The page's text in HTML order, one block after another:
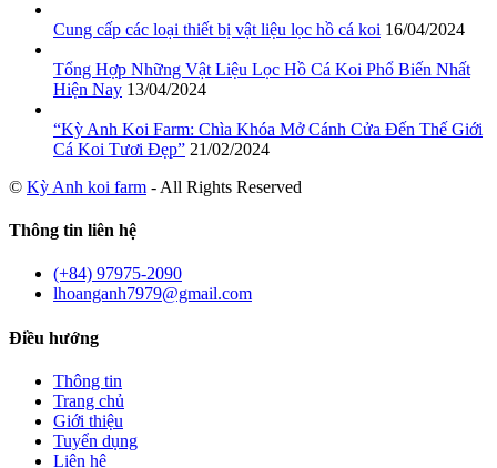
Cung cấp các loại thiết bị vật liệu lọc hồ cá koi 16/04/2024
Tổng Hợp Những Vật Liệu Lọc Hồ Cá Koi Phổ Biến Nhất
Hiện Nay 13/04/2024
“Kỳ Anh Koi Farm: Chìa Khóa Mở Cánh Cửa Đến Thế Giới
Cá Koi Tươi Đẹp” 21/02/2024
© Kỳ Anh koi farm - All Rights Reserved
Thông tin liên hệ
(+84) 97975-2090
lhoanganh7979@gmail.com
Điều hướng
Thông tin
Trang chủ
Giới thiệu
Tuyển dụng
Liên hệ